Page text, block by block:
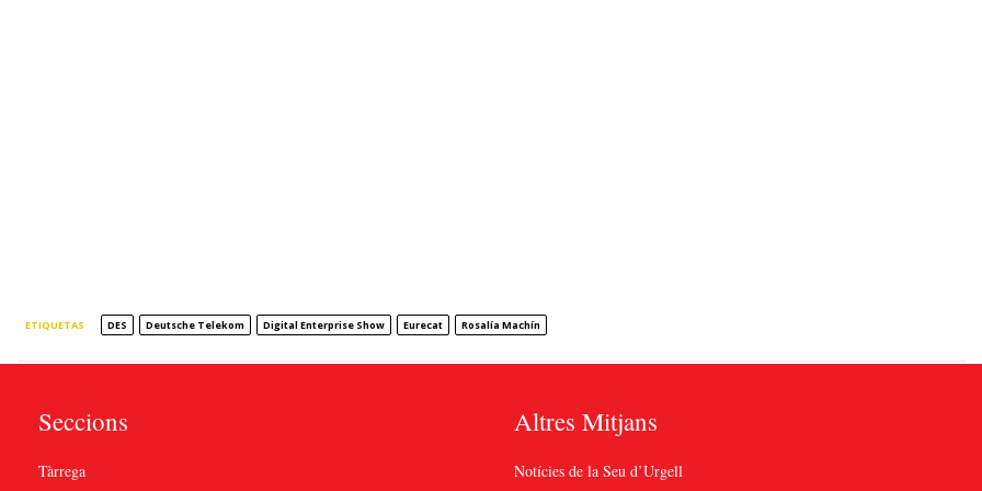
ETIQUETAS DES Deutsche Telekom Digital Enterprise Show Eurecat Rosalía Machín
Seccions
Tàrrega
Altres Mitjans
Notícies de la Seu d’Urgell